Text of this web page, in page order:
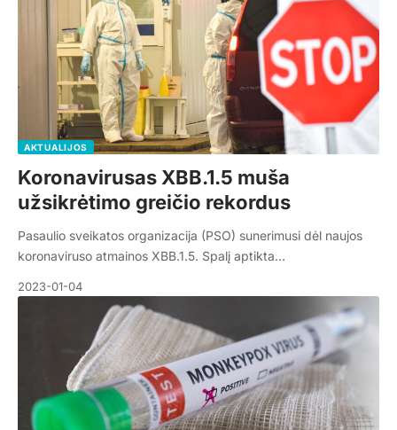
AKTUALIJOS
Koronavirusas XBB.1.5 muša
užsikrėtimo greičio rekordus
Pasaulio sveikatos organizacija (PSO) sunerimusi dėl naujos
koronaviruso atmainos XBB.1.5. Spalį aptikta…
2023-01-04